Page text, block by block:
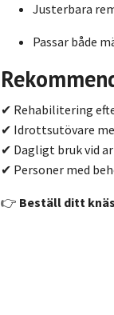
Justerbara
Passar både
✔ Rehabilitering
✔ Idrottsutövare
✔ Dagligt bruk vid
✔ Personer med
👉 Beställ ditt